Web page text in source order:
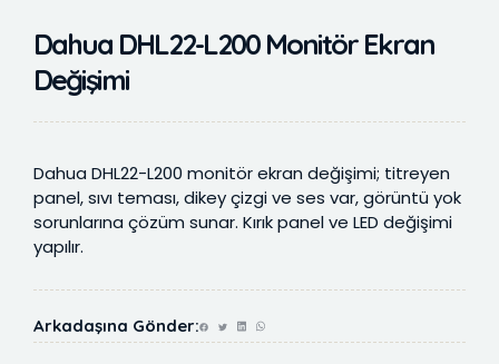
Dahua DHL22-L200 Monitör Ekran
Değişimi
Dahua DHL22-L200 monitör ekran değişimi; titreyen
panel, sıvı teması, dikey çizgi ve ses var, görüntü yok
sorunlarına çözüm sunar. Kırık panel ve LED değişimi
yapılır.
Arkadaşına Gönder: